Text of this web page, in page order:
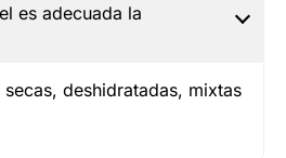
es adecuada la
deshidratadas, mixtas